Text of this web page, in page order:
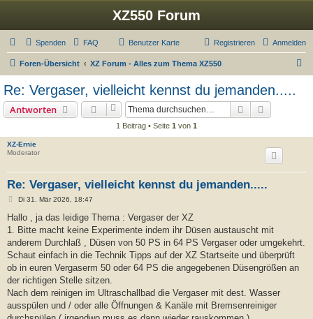
XZ550 Forum
Spenden FAQ Benutzer Karte Anmelden
Registrieren
Foren-Übersicht XZ Forum - Alles zum Thema XZ550
Re: Vergaser, vielleicht kennst du jemanden.....
Antworten Suche
1 Beitrag • Seite 1 von 1
XZ-Ernie
Moderator
Re: Vergaser, vielleicht kennst du jemanden.....
B
i
a
Di 31. Mär 2026, 18:47
Hallo , ja das leidige Thema : Vergaser der XZ
1. Bitte macht keine Experimente indem ihr Düsen austauscht mit
anderem Durchlaß , Düsen von 50 PS in 64 PS Vergaser oder umgekehrt.
Schaut einfach in die Technik Tipps auf der XZ Startseite und überprüft
ob in euren Vergaserm 50 oder 64 PS die angegebenen Düsengrößen an
der richtigen Stelle sitzen.
Nach dem reinigen im Ultraschallbad die Vergaser mit dest. Wasser
ausspülen und / oder alle Öffnungen & Kanäle mit Bremsenreiniger